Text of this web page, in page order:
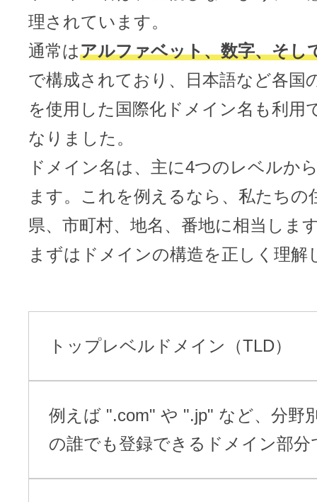
理されています。
通常はアルファベット、数字、そし
で構成されており、日本語など各国
を使用した国際化ドメイン名も利用
なりました。
ドメイン名は、主に4つのレベルか
ます。これを例えるなら、私たちの
県、市町村、地名、番地に相当しま
まずはドメインの構造を正しく理解
トップレベルドメイン（TLD）
例えば ".com" や ".jp" など、分野
の誰でも登録できるドメイン部分